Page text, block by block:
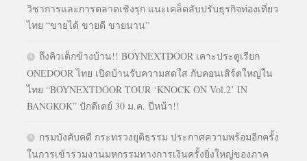
วิชาการและการตลาดเชิงรุก แนะเคล็ดลับปรับธุรกิจท่องเที่ยว
ไทย “ขายได้ ขายดี ขายนาน”
ถึงคิวเด็กข้างบ้าน!! BOYNEXTDOOR เคาะประตูเรียก
ONEDOOR ไทย เปิดบ้านรับความสดใส กับคอนเสิร์ตใหญ่ใน
ไทย “BOYNEXTDOOR TOUR ‘KNOCK ON Vol.2’ IN
BANGKOK” ปักดีเดย์ 30 ม.ค. ปีหน้า!!
กรมบังคับคดี กระทรวงยุติธรรม ประกาศความพร้อมอีกครั้ง
ในการเข้าร่วมงานมหกรรมทางการเงินครั้งยิ่งใหญ่ของภาค